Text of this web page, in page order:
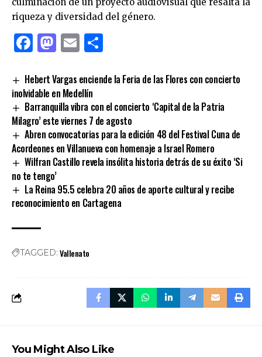
riqueza y diversidad del género.
Facebook
Mastodon
Email
Hebert Vargas enciende la Feria de las Flores con concierto
inolvidable en Medellín
Barranquilla vibra con el concierto ‘Capital de la Patria
Milagro’ este viernes 7 de agosto
Abren convocatorias para la edición 48 del Festival Cuna de
Acordeones en Villanueva con homenaje a Israel Romero
Wilfran Castillo revela insólita historia detrás de su éxito ‘Si
no te tengo’
La Reina 95.5 celebra 20 años de aporte cultural y recibe
reconocimiento en Cartagena
TAGGED: Vallenato
You Might Also Like